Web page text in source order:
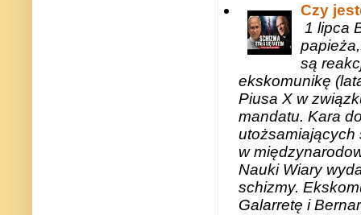
Czy
1 lipca
są
ekskomunikę
Piusa X w
mandatu. Kara
utożsamiających
w
Nauki Wiary
schizmy.
Galarretę i